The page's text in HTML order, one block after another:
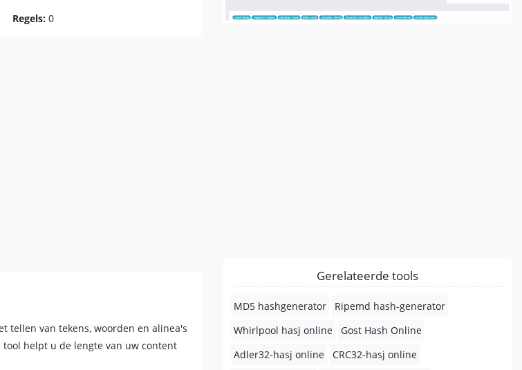
Regels:0
tellen van tekens, woorden en alinea's
helpt u de lengte van uw content
Gerelateerde tools
MD5 hashgenerator
Ripemd hash-generator
Whirlpool hasj online
Gost Hash Online
Adler32-hasj online
CRC32-hasj online